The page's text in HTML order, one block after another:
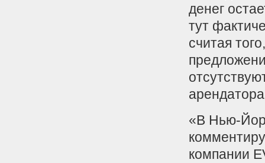
денег
тут
считая
«В Нью-
компании